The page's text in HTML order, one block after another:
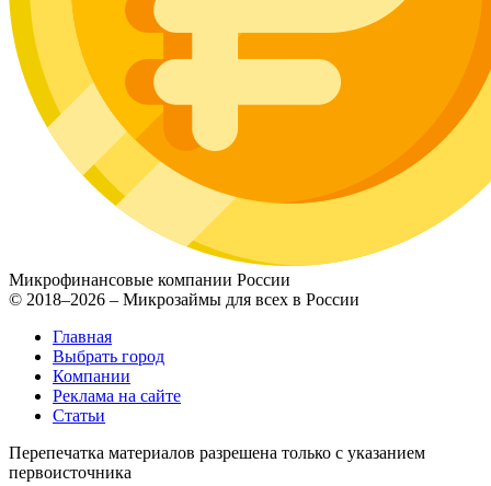
Микрофинансовые компании России
© 2018–2026 – Микрозаймы для всех в России
Главная
Выбрать город
Компании
Реклама на сайте
Статьи
Перепечатка материалов разрешена только с указанием
первоисточника